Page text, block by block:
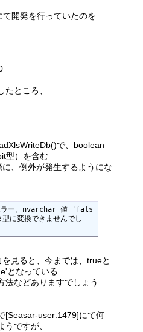
開発を行っていたのを
ところ、
で、boolean
型）を含む
、例外が発生するようにな
ラー。nvarchar 値 'fals
変換できませんでし
見ると、今までは、trueと
となっている
法などありますでしょう
[Seasar-user:1479]にて何
ですが、